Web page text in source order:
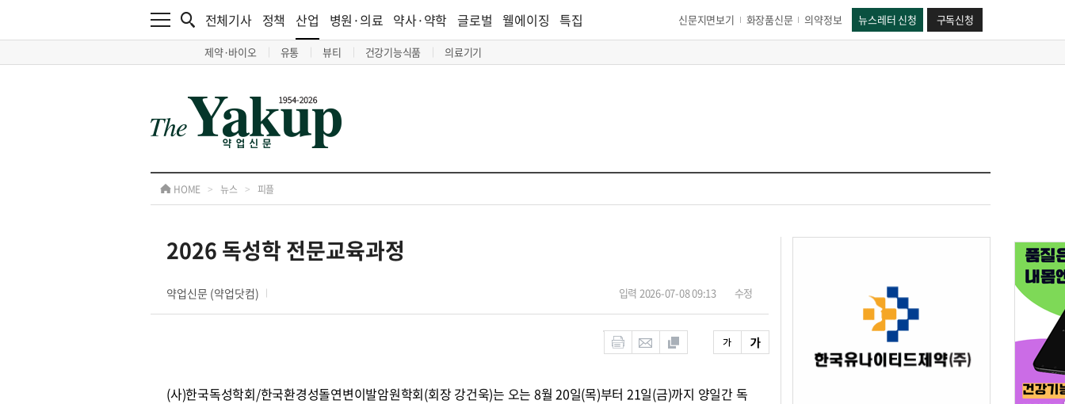
전체기사 정책 산업
제약·바이오 유통 뷰티 건강기능식품 의료기기
병원·의료 약사·약학 글로벌 웰에이징 특집 신문지면보기 화장품신문 의약정보 뉴스레터 신청 구독신청
HOME > 뉴스 > 피플
2026 독성학 전문교육과정
약업신문 (약업닷컴) 입력 2026-07-08 09:13 수정
(사)한국독성학회/한국환경성돌연변이발암원학회(회장 강건욱)는 오는 8월 20일(목)부터 21일(금)까지 양일간 독